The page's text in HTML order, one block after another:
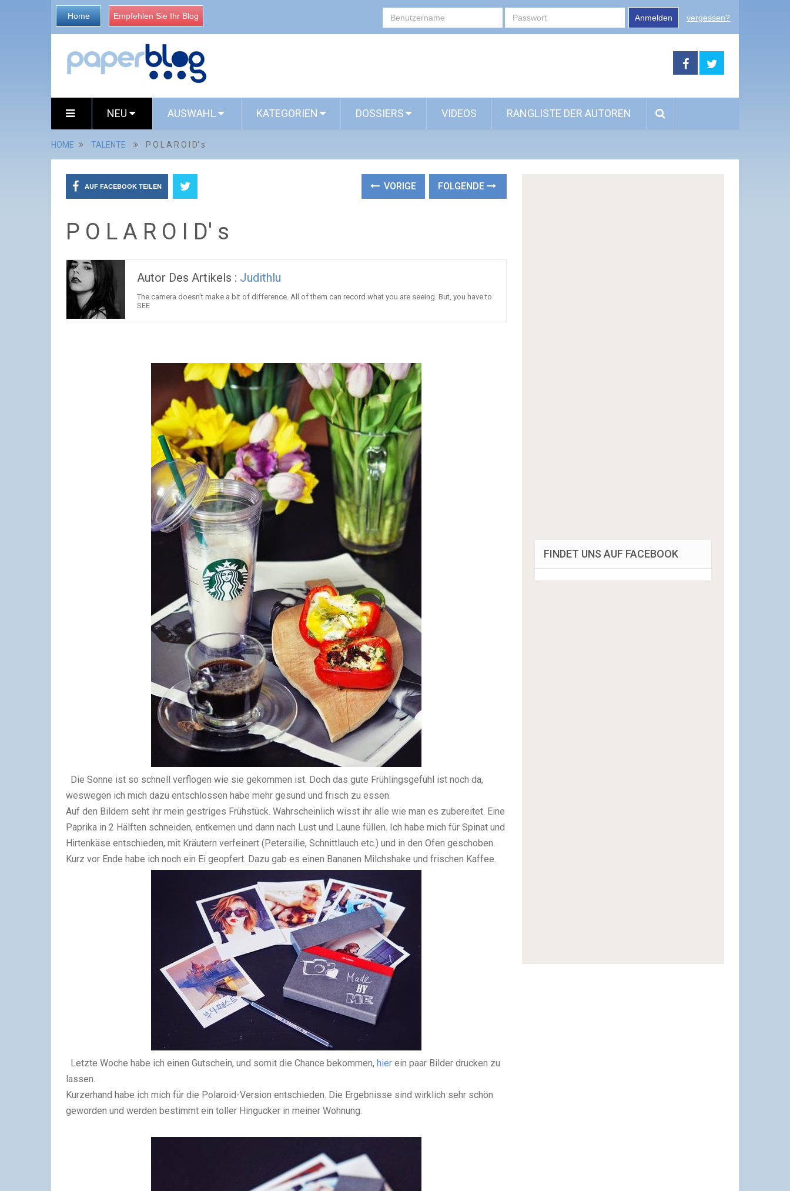
Home Empfehlen Sie Ihr Blog Anmelden vergessen?
NEU AUSWAHL KATEGORIEN DOSSIERS VIDEOS RANGLISTE DER AUTOREN
HOME TALENTE P O L A R O I D' s
AUF FACEBOOK TEILEN VORIGE FOLGENDE
P O L A R O I D' s
Autor Des Artikels : Judithlu
The camera doesn't make a bit of difference. All of them can record what you are seeing. But, you have to
SEE
Die Sonne ist so schnell verflogen wie sie gekommen ist. Doch das gute Frühlingsgefühl ist noch da,
weswegen ich mich dazu entschlossen habe mehr gesund und frisch zu essen.
Auf den Bildern seht ihr mein gestriges Frühstück. Wahrscheinlich wisst ihr alle wie man es zubereitet. Eine
Paprika in 2 Hälften schneiden, entkernen und dann nach Lust und Laune füllen. Ich habe mich für Spinat und
Hirtenkäse entschieden, mit Kräutern verfeinert (Petersilie, Schnittlauch etc.) und in den Ofen geschoben.
Kurz vor Ende habe ich noch ein Ei geopfert. Dazu gab es einen Bananen Milchshake und frischen Kaffee.
Letzte Woche habe ich einen Gutschein, und somit die Chance bekommen, hier ein paar Bilder drucken zu
lassen.
Kurzerhand habe ich mich für die Polaroid-Version entschieden. Die Ergebnisse sind wirklich sehr schön
geworden und werden bestimmt ein toller Hingucker in meiner Wohnung.
FINDET UNS AUF FACEBOOK